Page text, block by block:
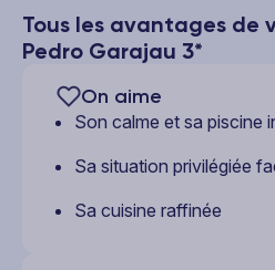
Tous les avantages de
Pedro Garajau 3*
On aime
Son calme et sa piscine
Sa situation privilégiée
Sa cuisine raffinée